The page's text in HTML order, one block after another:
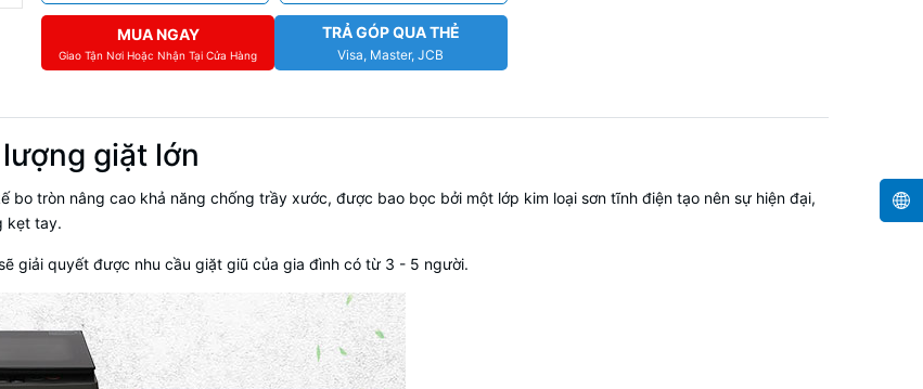
MUA NGAY
Giao Tận Nơi Hoặc Nhận Tại Cửa Hàng
TRẢ GÓP QUA THẺ
Visa, Master, JCB
giặt lớn
bo tròn nâng cao khả năng chống trầy xước, được bao bọc bởi một lớp kim loại sơn tĩnh điện tạo nên sự hiện đại,
kẹt tay.
giải quyết được nhu cầu giặt giũ của gia đình có từ 3 - 5 người.